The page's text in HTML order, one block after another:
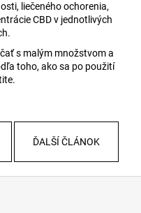
liečeného ochorenia,
CBD v jednotlivých
s malým množstvom a
toho, ako sa po použití
ĎALŠÍ ČLÁNOK